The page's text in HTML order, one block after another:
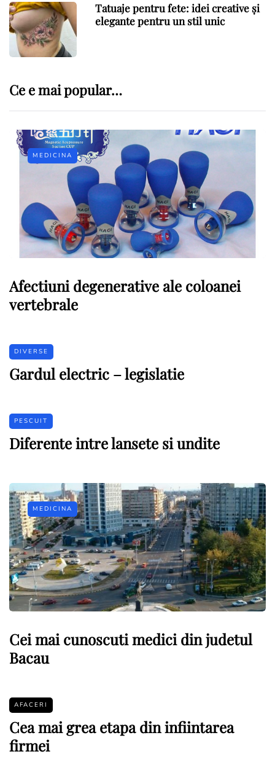
Tatuaje pentru fete: idei creative și
elegante pentru un stil unic
Ce e mai popular…
MEDICINA
Afectiuni degenerative ale coloanei
vertebrale
DIVERSE
Gardul electric – legislatie
PESCUIT
Diferente intre lansete si undite
MEDICINA
Cei mai cunoscuti medici din judetul
Bacau
AFACERI
Cea mai grea etapa din infiintarea
firmei